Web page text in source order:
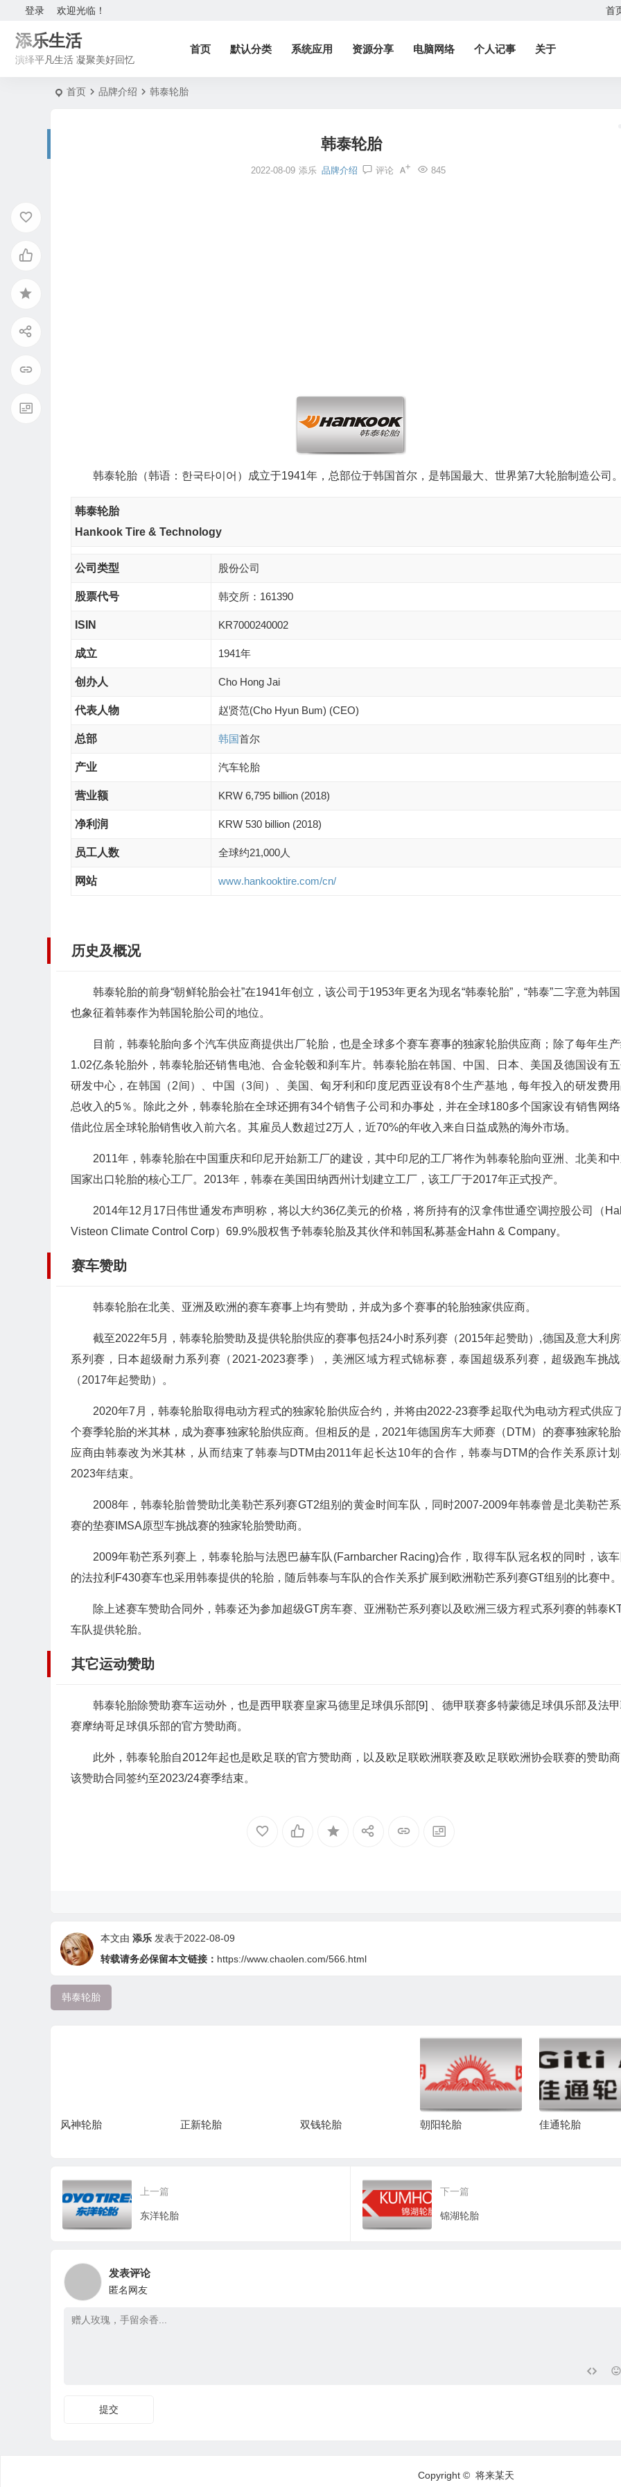
欢迎光临！
登录 首
添乐生活
演绎平凡生活 凝聚美好回忆
首页 默认分类 系统应用 资源分享 电脑网络 个人记事 关于
首页 品牌介绍 韩泰轮胎
韩泰轮胎
2022-08-09 添乐 品牌介绍 评论 845
韩泰轮胎（韩语：한국타이어）成立于1941年，总部位于韩国首尔，是韩国最大、世界第7大轮胎制造公司。
韩泰轮胎
Hankook Tire & Technology
公司类型 股份公司
股票代号 韩交所：161390
ISIN KR7000240002
成立 1941年
创办人 Cho Hong Jai
代表人物 赵贤范(Cho Hyun Bum) (CEO)
总部 韩国首尔
产业 汽车轮胎
营业额 KRW 6,795 billion (2018)
净利润 KRW 530 billion (2018)
员工人数 全球约21,000人
网站 www.hankooktire.com/cn/
历史及概况
韩泰轮胎的前身“朝鲜轮胎会社”在1941年创立，该公司于1953年更名为现名“韩泰轮胎”，“韩泰”二字意为韩国
也象征着韩泰作为韩国轮胎公司的地位。
目前，韩泰轮胎向多个汽车供应商提供出厂轮胎，也是全球多个赛车赛事的独家轮胎供应商；除了每年生
1.02亿条轮胎外，韩泰轮胎还销售电池、合金轮毂和刹车片。韩泰轮胎在韩国、中国、日本、美国及德国设有
研发中心，在韩国（2间）、中国（3间）、美国、匈牙利和印度尼西亚设有8个生产基地，每年投入的研发费
总收入的5％。除此之外，韩泰轮胎在全球还拥有34个销售子公司和办事处，并在全球180多个国家设有销售网络
借此位居全球轮胎销售收入前六名。其雇员人数超过2万人，近70%的年收入来自日益成熟的海外市场。
2011年，韩泰轮胎在中国重庆和印尼开始新工厂的建设，其中印尼的工厂将作为韩泰轮胎向亚洲、北美和
国家出口轮胎的核心工厂。2013年，韩泰在美国田纳西州计划建立工厂，该工厂于2017年正式投产。
2014年12月17日伟世通发布声明称，将以大约36亿美元的价格，将所持有的汉拿伟世通空调控股公司（
Visteon Climate Control Corp）69.9%股权售予韩泰轮胎及其伙伴和韩国私募基金Hahn & Company。
赛车赞助
韩泰轮胎在北美、亚洲及欧洲的赛车赛事上均有赞助，并成为多个赛事的轮胎独家供应商。
截至2022年5月，韩泰轮胎赞助及提供轮胎供应的赛事包括24小时系列赛（2015年起赞助）,德国及意大利
系列赛，日本超级耐力系列赛（2021-2023赛季），美洲区域方程式锦标赛，泰国超级系列赛，超级跑车挑
（2017年起赞助）。
2020年7月，韩泰轮胎取得电动方程式的独家轮胎供应合约，并将由2022-23赛季起取代为电动方程式供应
个赛季轮胎的米其林，成为赛事独家轮胎供应商。但相反的是，2021年德国房车大师赛（DTM）的赛事独家轮
应商由韩泰改为米其林，从而结束了韩泰与DTM由2011年起长达10年的合作，韩泰与DTM的合作关系原计
2023年结束。
2008年，韩泰轮胎曾赞助北美勒芒系列赛GT2组别的黄金时间车队，同时2007-2009年韩泰曾是北美勒芒系
赛的垫赛IMSA原型车挑战赛的独家轮胎赞助商。
2009年勒芒系列赛上，韩泰轮胎与法恩巴赫车队(Farnbarcher Racing)合作，取得车队冠名权的同时，该车
的法拉利F430赛车也采用韩泰提供的轮胎，随后韩泰与车队的合作关系扩展到欧洲勒芒系列赛GT组别的比赛中。
除上述赛车赞助合同外，韩泰还为参加超级GT房车赛、亚洲勒芒系列赛以及欧洲三级方程式系列赛的韩泰
车队提供轮胎。
其它运动赞助
韩泰轮胎除赞助赛车运动外，也是西甲联赛皇家马德里足球俱乐部[9] 、德甲联赛多特蒙德足球俱乐部及法
赛摩纳哥足球俱乐部的官方赞助商。
此外，韩泰轮胎自2012年起也是欧足联的官方赞助商，以及欧足联欧洲联赛及欧足联欧洲协会联赛的赞助商
该赞助合同签约至2023/24赛季结束。
本文由 添乐 发表于2022-08-09
转载请务必保留本文链接： https://www.chaolen.com/566.html
韩泰轮胎
风神轮胎 正新轮胎 双钱轮胎 朝阳轮胎 佳通轮胎
上一篇
东洋轮胎
下一篇
锦湖轮胎
发表评论
匿名网友
提交
Copyright © 将来某天